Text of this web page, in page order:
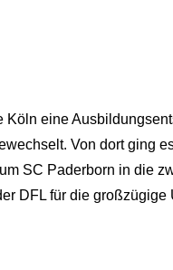
eine
Von dort ging
SC Paderborn in die
DFL für die großzügige